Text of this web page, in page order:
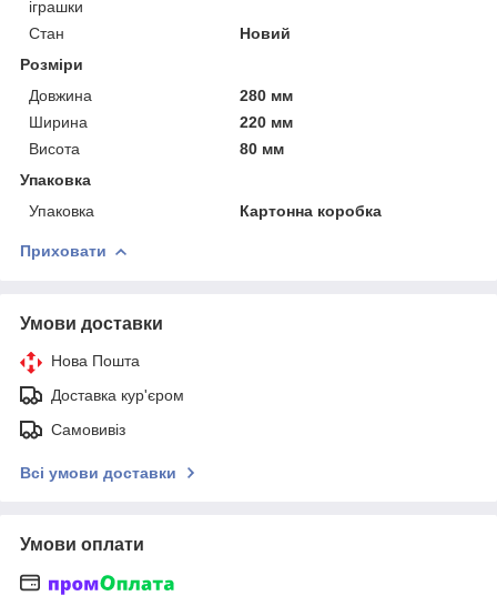
іграшки
Стан
Новий
Розміри
Довжина
280 мм
Ширина
220 мм
Висота
80 мм
Упаковка
Упаковка
Картонна коробка
Приховати
Умови доставки
Нова Пошта
Доставка кур'єром
Самовивіз
Всі умови доставки
Умови оплати